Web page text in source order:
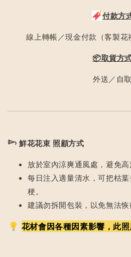
付款方
線上轉帳／現金付款（客製花
📦取貨方
外送／自取
𓆸 鮮花花束 照顧方式
放於室內涼爽通風處，避免高
每日注入適量清水，可把枯
梗。
建議勿拆開包裝，以免無法恢
花材會因各種因素影響，此照